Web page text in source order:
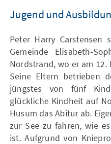
Jugend und
Peter Harry Carstensen
Gemeinde Elisabeth-
Nordstrand, wo er am 12.
Seine Eltern betrieben
jüngstes von fünf
glückliche Kindheit auf
Husum das Abitur ab.
zur See zu fahren, wie
ist. Aufgrund von